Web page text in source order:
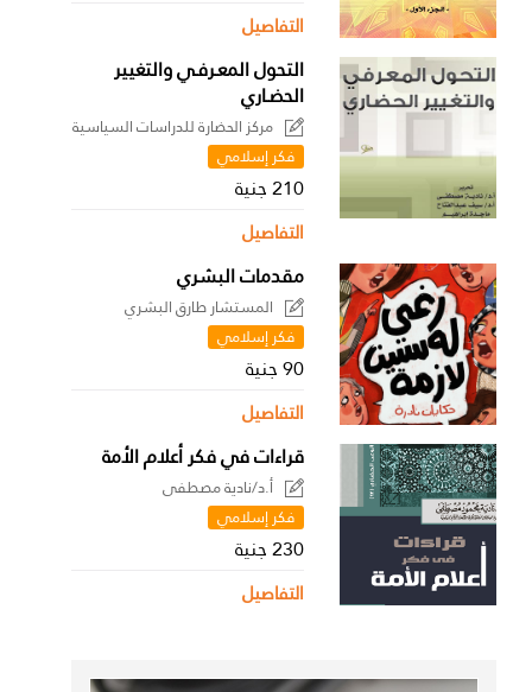
التفاصيل
التحول المعـرفـي والتغيير
الحضـاري
مركز الحضارة للدراسات السياسية
فكر إسلامي
210 جنية
التفاصيل
مقدمات البشري
المستشار طارق البشري
فكر إسلامي
90 جنية
التفاصيل
قراءات في فكر أعلام الأمة
أ.د/نادية مصطفى
فكر إسلامي
230 جنية
التفاصيل